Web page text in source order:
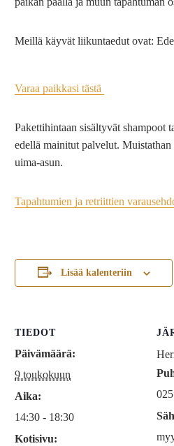
Meillä käyvät liikuntaedut ovat:
Varaa paikkasi tästä
Pakettihintaan sisältyvät shampoot
edellä mainitut palvelut.
uima-asun.
Tapahtumien ja retriittien
Lisää kalenteriin
TIEDOT
Päivämäärä:
9 toukokuun
Aika:
14:30 - 18:30
Kotisivu: